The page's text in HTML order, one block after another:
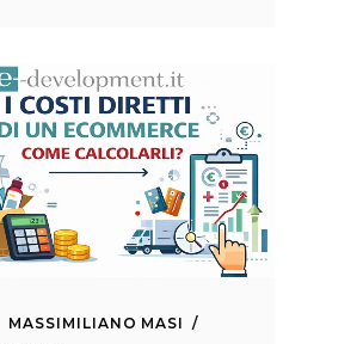
MASSIMILIANO MASI